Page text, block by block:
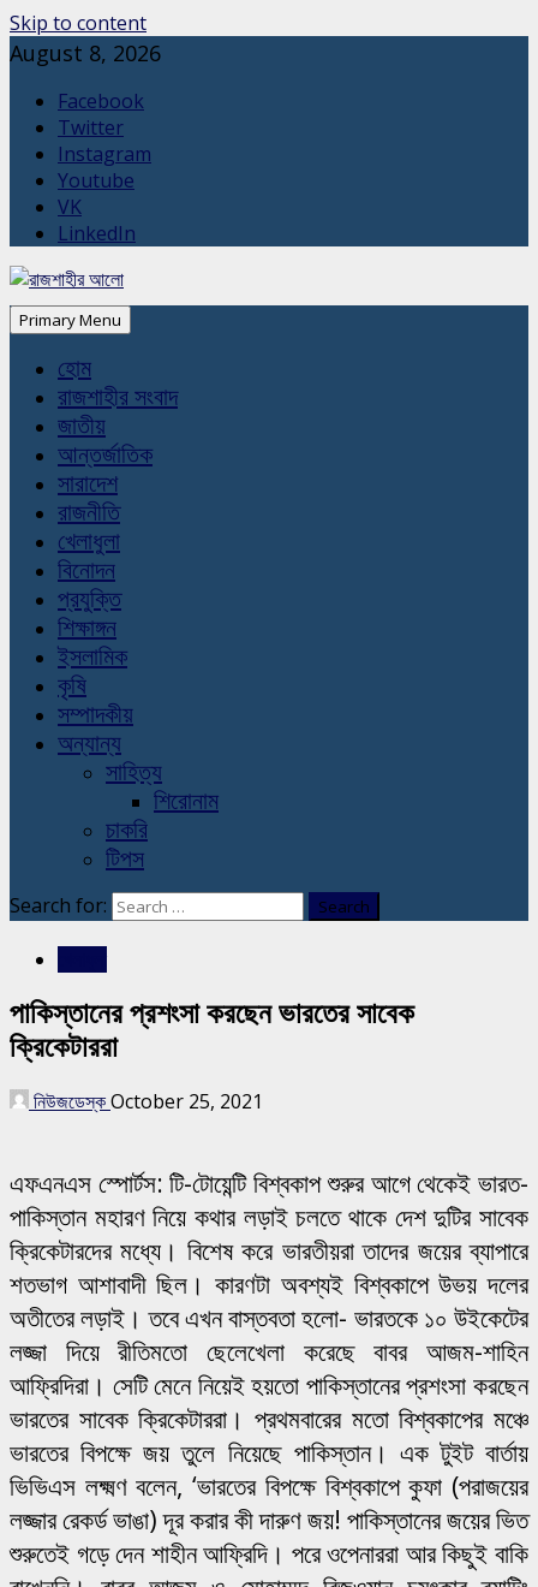
Skip to content
August 8, 2026
Facebook
Twitter
Instagram
Youtube
VK
LinkedIn
Primary Menu
হোম
রাজশাহীর সংবাদ
জাতীয়
আন্তর্জাতিক
সারাদেশ
রাজনীতি
খেলাধুলা
বিনোদন
প্রযুক্তি
শিক্ষাঙ্গন
ইসলামিক
কৃষি
সম্পাদকীয়
অন্যান্য
সাহিত্য
শিরোনাম
চাকরি
টিপস
Search for:
পাকিস্তানের প্রশংসা করছেন ভারতের সাবেক
ক্রিকেটাররা
নিউজডেস্কOctober 25, 2021
এফএনএস স্পোর্টস: টি-টোয়েন্টি বিশ্বকাপ শুরুর আগে থেকেই ভারত-
পাকিস্তান মহারণ নিয়ে কথার লড়াই চলতে থাকে দেশ দুটির সাবেক
ক্রিকেটারদের মধ্যে। বিশেষ করে ভারতীয়রা তাদের জয়ের ব্যাপারে
শতভাগ আশাবাদী ছিল। কারণটা অবশ্যই বিশ্বকাপে উভয় দলের
অতীতের লড়াই। তবে এখন বাস্তবতা হলো- ভারতকে ১০ উইকেটের
লজ্জা দিয়ে রীতিমতো ছেলেখেলা করেছে বাবর আজম-শাহিন
আফ্রিদিরা। সেটি মেনে নিয়েই হয়তো পাকিস্তানের প্রশংসা করছেন
ভারতের সাবেক ক্রিকেটাররা। প্রথমবারের মতো বিশ্বকাপের মঞ্চে
ভারতের বিপক্ষে জয় তুলে নিয়েছে পাকিস্তান। এক টুইট বার্তায়
ভিভিএস লক্ষ্মণ বলেন, ‘ভারতের বিপক্ষে বিশ্বকাপে কুফা (পরাজয়ের
লজ্জার রেকর্ড ভাঙা) দূর করার কী দারুণ জয়! পাকিস্তানের জয়ের ভিত
শুরুতেই গড়ে দেন শাহীন আফ্রিদি। পরে ওপেনাররা আর কিছুই বাকি